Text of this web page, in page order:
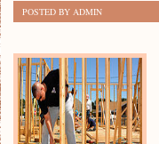
POSTED BY ADMIN